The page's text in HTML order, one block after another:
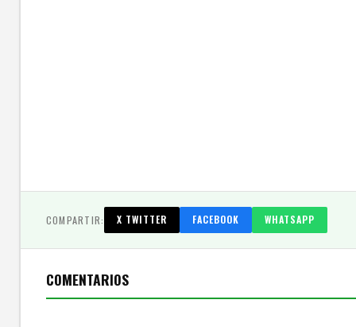
COMPARTIR: X TWITTER FACEBOOK WHATSAPP
COMENTARIOS